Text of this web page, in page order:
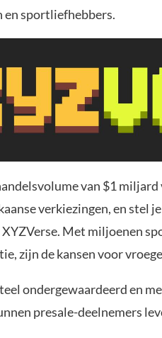
sportliefhebbers.
van $1
verkiezingen, en stel
Met miljoenen
zijn de kansen voor
ondergewaardeerd en
presale-deelnemers